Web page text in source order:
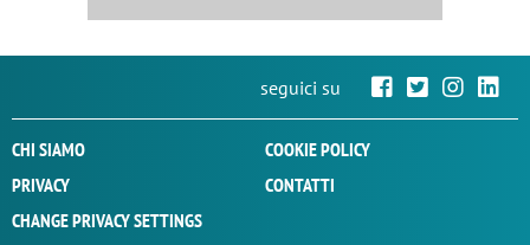
seguici su
CHI SIAMO
COOKIE POLICY
PRIVACY
CONTATTI
CHANGE PRIVACY SETTINGS